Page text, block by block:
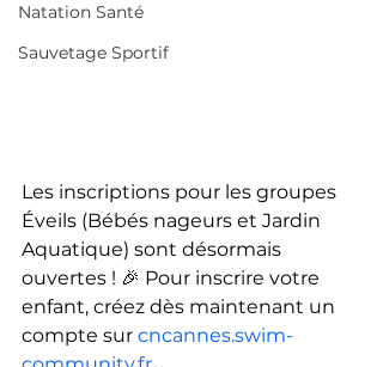
Natation Santé
Sauvetage Sportif
Les inscriptions pour les groupes
Éveils (Bébés nageurs et Jardin
Aquatique) sont désormais
ouvertes ! 🎉 Pour inscrire votre
enfant, créez dès maintenant un
compte sur cncannes.swim-